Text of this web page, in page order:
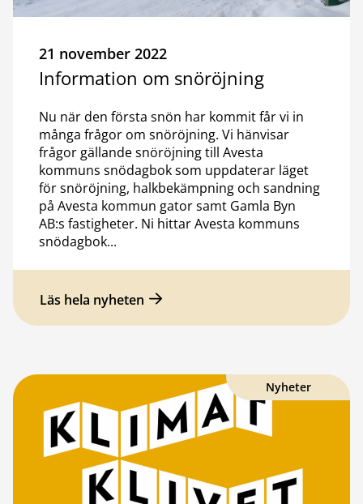
21 november 2022
Information om snöröjning
Nu när den första snön har kommit får vi in
många frågor om snöröjning. Vi hänvisar
frågor gällande snöröjning till Avesta
kommuns snödagbok som uppdaterar läget
för snöröjning, halkbekämpning och sandning
på Avesta kommun gator samt Gamla Byn
AB:s fastigheter. Ni hittar Avesta kommuns
snödagbok...
Läs hela nyheten
Nyheter